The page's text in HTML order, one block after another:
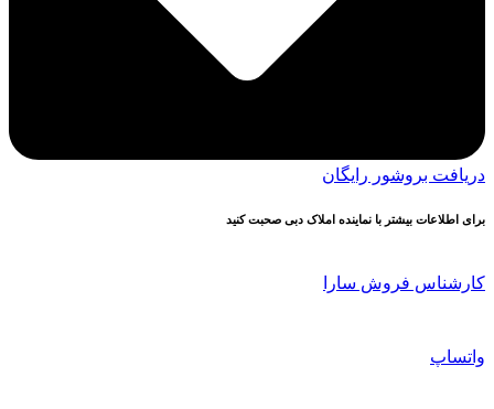
دریافت بروشور رایگان
برای اطلاعات بیشتر با نماینده املاک دبی صحبت کنید
کارشناس فروش سارا
واتساپ